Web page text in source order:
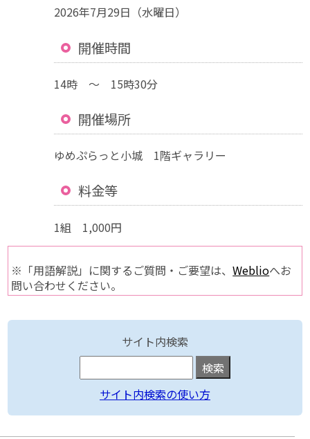
2026年7月29日（水曜日）
開催時間
14時 ～ 15時30分
開催場所
ゆめぷらっと小城 1階ギャラリー
料金等
1組 1,000円
※「用語解説」に関するご質問・ご要望は、Weblioへお
問い合わせください。
サイト内検索
サイト内検索の使い方